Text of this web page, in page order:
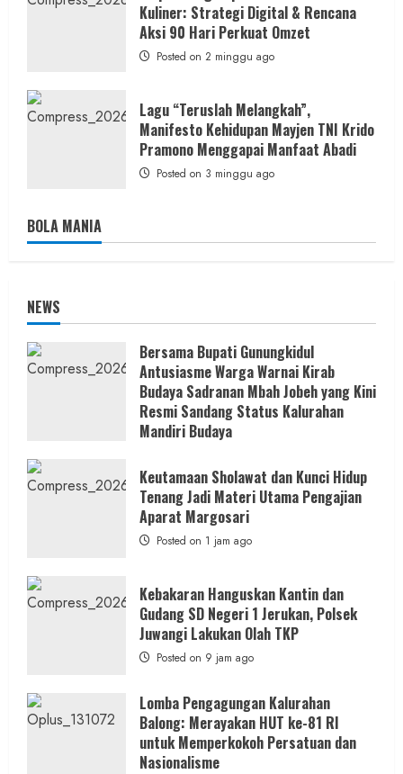
Kuliner: Strategi Digital & Rencana
Aksi 90 Hari Perkuat Omzet
Posted on 2 minggu ago
Lagu “Teruslah Melangkah”,
Manifesto Kehidupan Mayjen TNI Krido
Pramono Menggapai Manfaat Abadi
Posted on 3 minggu ago
BOLA MANIA
NEWS
Bersama Bupati Gunungkidul
Antusiasme Warga Warnai Kirab
Budaya Sadranan Mbah Jobeh yang Kini
Resmi Sandang Status Kalurahan
Mandiri Budaya
Keutamaan Sholawat dan Kunci Hidup
Tenang Jadi Materi Utama Pengajian
Aparat Margosari
Posted on 1 jam ago
Kebakaran Hanguskan Kantin dan
Gudang SD Negeri 1 Jerukan, Polsek
Juwangi Lakukan Olah TKP
Posted on 9 jam ago
Lomba Pengagungan Kalurahan
Balong: Merayakan HUT ke-81 RI
untuk Memperkokoh Persatuan dan
Nasionalisme